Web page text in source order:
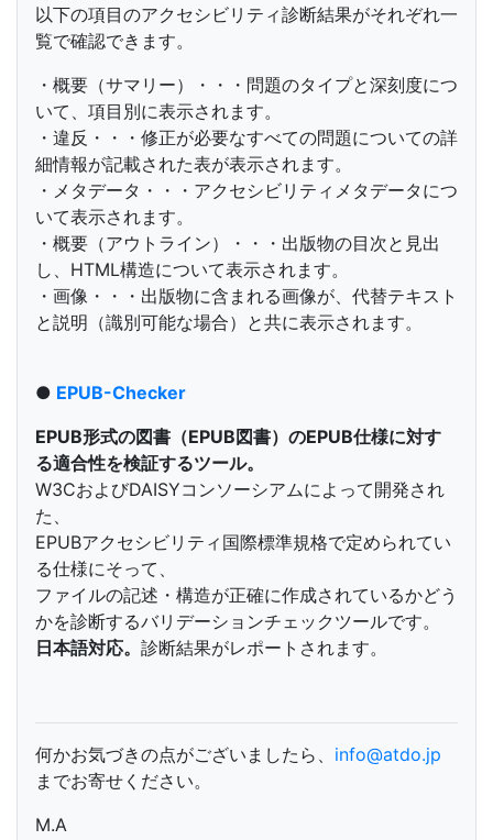
以下の項目のアクセシビリティ診断結果がそれぞれ一
覧で確認できます。
・概要（サマリー）・・・問題のタイプと深刻度につ
いて、項目別に表示されます。
・違反・・・修正が必要なすべての問題についての詳
細情報が記載された表が表示されます。
・メタデータ・・・アクセシビリティメタデータにつ
いて表示されます。
・概要（アウトライン）・・・出版物の目次と見出
し、HTML構造について表示されます。
・画像・・・出版物に含まれる画像が、代替テキスト
と説明（識別可能な場合）と共に表示されます。
● EPUB-Checker
EPUB形式の図書（EPUB図書）のEPUB仕様に対す
る適合性を検証するツール。
W3CおよびDAISYコンソーシアムによって開発され
た、
EPUBアクセシビリティ国際標準規格で定められてい
る仕様にそって、
ファイルの記述・構造が正確に作成されているかどう
かを診断するバリデーションチェックツールです。
日本語対応。 診断結果がレポートされます。
何かお気づきの点がございましたら、 info@atdo.jp
までお寄せください。
M.A